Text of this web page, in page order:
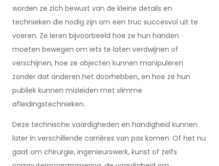
worden ze zich bewust van de kleine details en
technieken die nodig zijn om een truc succesvol uit te
voeren. Ze leren bijvoorbeeld hoe ze hun handen
moeten bewegen om iets te laten verdwijnen of
verschijnen, hoe ze objecten kunnen manipuleren
zonder dat anderen het doorhebben, en hoe ze hun
publiek kunnen misleiden met slimme
afleidingstechnieken.
Deze technische vaardigheden en handigheid kunnen
later in verschillende carrières van pas komen. Of het nu
gaat om chirurgie, ingenieurswerk, kunst of zelfs